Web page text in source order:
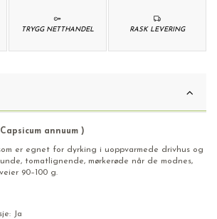
RASK LEVERING
TRYGG NETTHANDEL
annuum )
er egnet for dyrking i uoppvarmede drivhus og
tomatlignende, mørkerøde når de modnes,
90–100 g.
Ja